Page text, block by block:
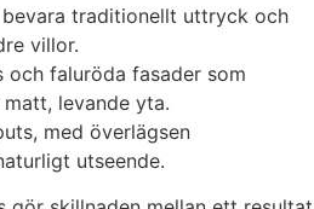
traditionellt uttryck och
villor.
och faluröda fasader som
levande yta.
med överlägsen
utseende.